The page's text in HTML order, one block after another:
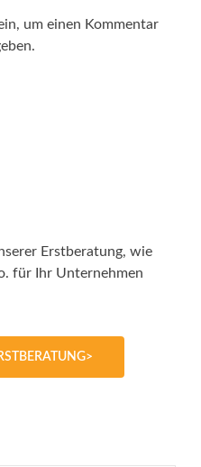
um einen Kommentar
Erstberatung, wie
für Ihr Unternehmen